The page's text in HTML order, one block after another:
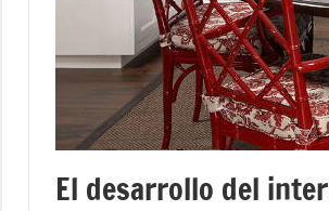
El desarrollo del